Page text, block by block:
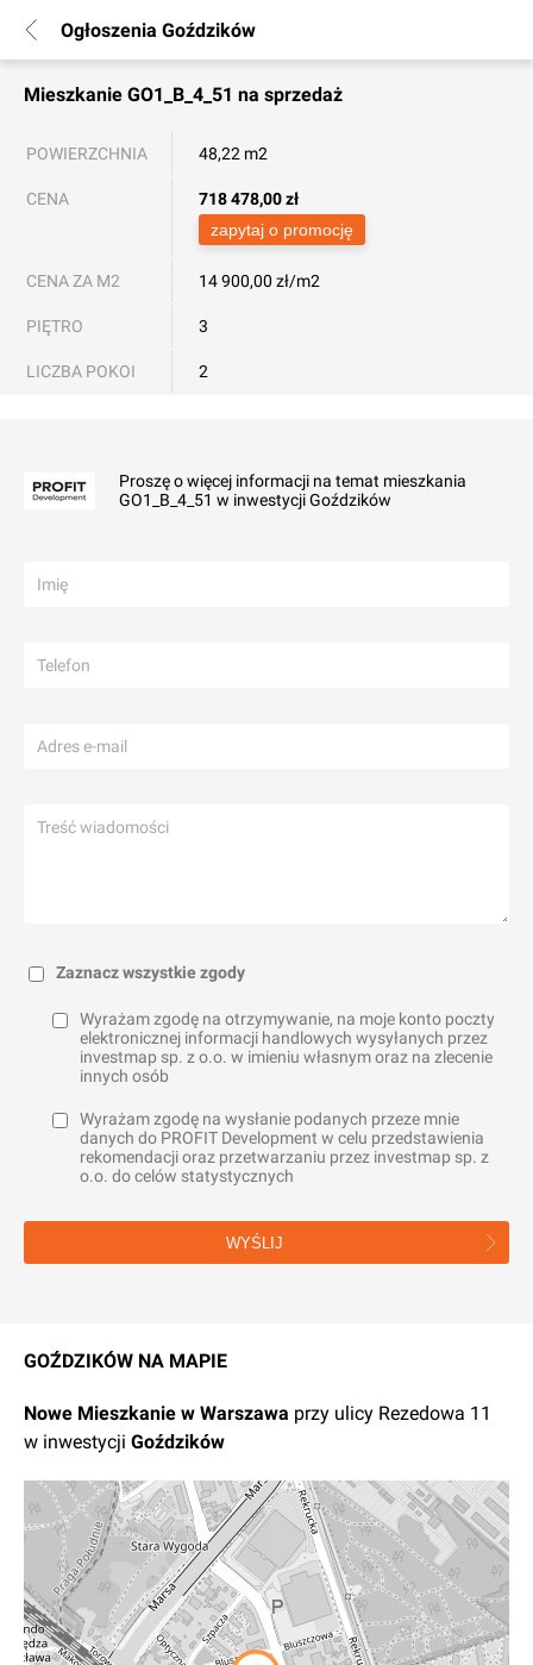
Ogłoszenia Goździków
Mieszkanie GO1_B_4_51 na sprzedaż
POWIERZCHNIA 48,22 m2
CENA 718 478,00zł
zapytaj o promocję
CENA ZA M2 14 900,00 zł/m2
PIĘTRO 3
LICZBA POKOI 2
Proszę o więcej informacji na temat mieszkania
GO1_B_4_51 w inwestycji Goździków
Zaznacz wszystkie zgody
Wyrażam zgodę na otrzymywanie, na moje konto poczty
elektronicznej informacji handlowych wysyłanych przez
investmap sp. z o.o. w imieniu własnym oraz na zlecenie
innych osób
Wyrażam zgodę na wysłanie podanych przeze mnie
danych do PROFIT Development w celu przedstawienia
rekomendacji oraz przetwarzaniu przez investmap sp. z
o.o. do celów statystycznych
WYŚLIJ
GOŹDZIKÓW NA MAPIE
Nowe Mieszkanie w Warszawa przy ulicy Rezedowa 11
w inwestycji Goździków